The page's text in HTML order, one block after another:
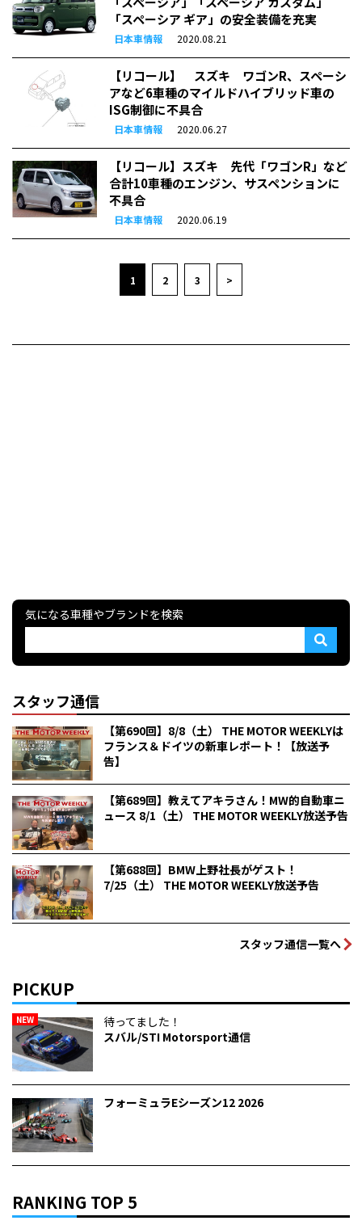
「スペーシア ギア」の安全装備を充実
日本車情報 2020.08.21
【リコール】 スズキ ワゴンR、スペーシ
アなど6車種のマイルドハイブリッド車の
ISG制御に不具合
日本車情報 2020.06.27
【リコール】スズキ 先代「ワゴンR」など
合計10車種のエンジン、サスペンションに
不具合
日本車情報 2020.06.19
1 2 3 >
気になる車種やブランドを検索
スタッフ通信
【第690回】8/8（土） THE MOTOR WEEKLYは
フランス＆ドイツの新車レポート！【放送予
告】
【第689回】教えてアキラさん！MW的自動車ニ
ュース 8/1（土） THE MOTOR WEEKLY放送予告
【第688回】BMW上野社長がゲスト！
7/25（土） THE MOTOR WEEKLY放送予告
スタッフ通信一覧へ
PICKUP
NEW
待ってました！
スバル/STI Motorsport通信
フォーミュラEシーズン12 2026
RANKING TOP 5